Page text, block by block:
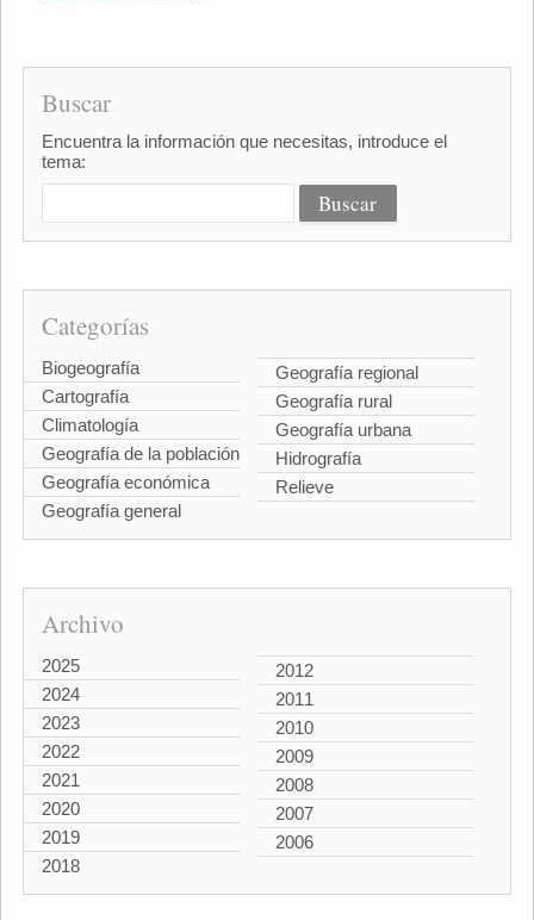
Buscar
Encuentra la información que necesitas, introduce el
tema:
Categorías
Biogeografía
Cartografía
Climatología
Geografía de la población
Geografía económica
Geografía general
Geografía regional
Geografía rural
Geografía urbana
Hidrografía
Relieve
Archivo
2025
2024
2023
2022
2021
2020
2019
2018
2012
2011
2010
2009
2008
2007
2006